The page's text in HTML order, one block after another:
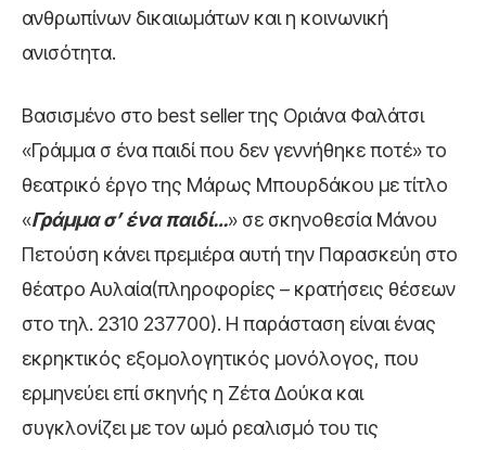
ανθρωπίνων δικαιωμάτων και η κοινωνική
ανισότητα.
Βασισμένο στο best seller της Οριάνα Φαλάτσι
«Γράμμα σ ένα παιδί που δεν γεννήθηκε ποτέ» το
θεατρικό έργο της Μάρως Μπουρδάκου με τίτλο
«Γράμμα σ’ ένα παιδί…» σε σκηνοθεσία Μάνου
Πετούση κάνει πρεμιέρα αυτή την Παρασκεύη στο
θέατρο Αυλαία(πληροφορίες – κρατήσεις θέσεων
στο τηλ. 2310 237700). Η παράσταση είναι ένας
εκρηκτικός εξομολογητικός μονόλογος, που
ερμηνεύει επί σκηνής η Ζέτα Δούκα και
συγκλονίζει με τον ωμό ρεαλισμό του τις